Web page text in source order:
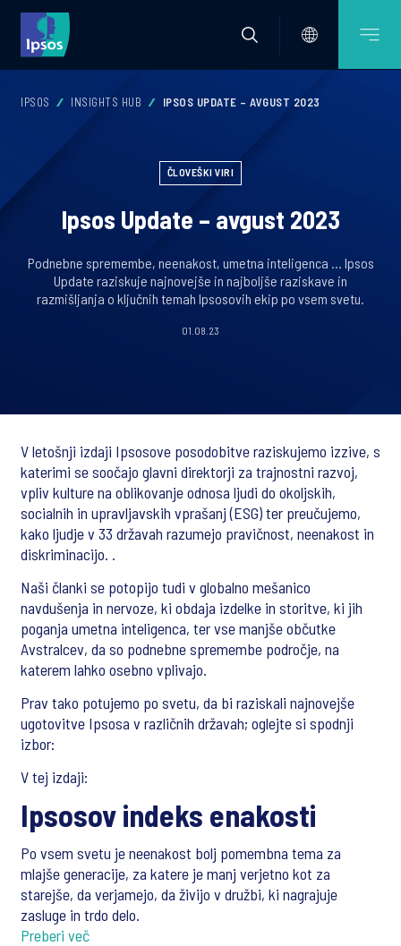
IPSOS INSIGHTS HUB IPSOS UPDATE – AVGUST 2023
ČLOVEŠKI VIRI
Ipsos Update – avgust 2023
Podnebne spremembe, neenakost, umetna inteligenca ... Ipsos
Update raziskuje najnovejše in najboljše raziskave in
razmišljanja o ključnih temah Ipsosovih ekip po vsem svetu.
01.08.23
V letošnji izdaji Ipsosove posodobitve raziskujemo izzive, s
katerimi se soočajo glavni direktorji za trajnostni razvoj,
vpliv kulture na oblikovanje odnosa ljudi do okoljskih,
socialnih in upravljavskih vprašanj (ESG) ter preučujemo,
kako ljudje v 33 državah razumejo pravičnost, neenakost in
diskriminacijo. .
Naši članki se potopijo tudi v globalno mešanico
navdušenja in nervoze, ki obdaja izdelke in storitve, ki jih
poganja umetna inteligenca, ter vse manjše občutke
Avstralcev, da so podnebne spremembe področje, na
katerem lahko osebno vplivajo.
Prav tako potujemo po svetu, da bi raziskali najnovejše
ugotovitve Ipsosa v različnih državah; oglejte si spodnji
izbor:
V tej izdaji:
Ipsosov indeks enakosti
Po vsem svetu je neenakost bolj pomembna tema za
mlajše generacije, za katere je manj verjetno kot za
starejše, da verjamejo, da živijo v družbi, ki nagrajuje
zasluge in trdo delo.
Preberi več